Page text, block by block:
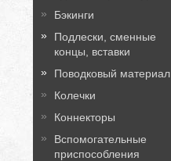
Бэкинги
Подлески, сменные
концы, вставки
Поводковый материал
Колечки
Коннекторы
Вспомогательные
приспособления